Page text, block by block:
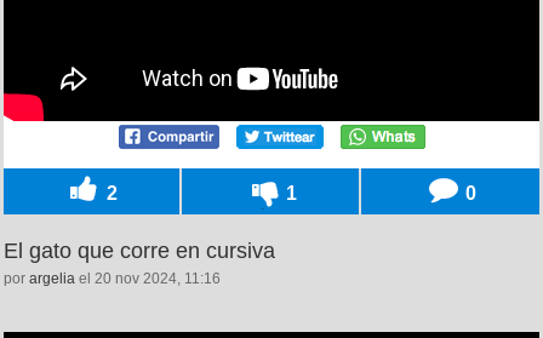
2 1 0
El gato que corre en cursiva
por argelia el 20 nov 2024, 11:16